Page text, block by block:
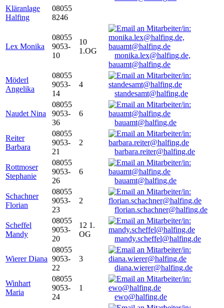
Kläranlage
Halfing
08055
8246
Lex Monika
08055
9053-
10
10
1.OG
monika.lex@halfing.de,
bauamt@halfing.de
Möderl
Angelika
08055
9053-
14
4
standesamt@halfing.de
Naudet Nina
08055
9053-
36
6
bauamt@halfing.de
Reiter
Barbara
08055
9053-
21
2
barbara.reiter@halfing.de
Rottmoser
Stephanie
08055
9053-
26
6
bauamt@halfing.de
Schachner
Florian
08055
9053-
23
2
florian.schachner@halfing.de
Scheffel
Mandy
08055
9053-
20
12 1.
OG
mandy.scheffel@halfing.de
Wierer Diana
08055
9053-
22
3
diana.wierer@halfing.de
Winhart
Maria
08055
9053-
24
1
ewo@halfing.de